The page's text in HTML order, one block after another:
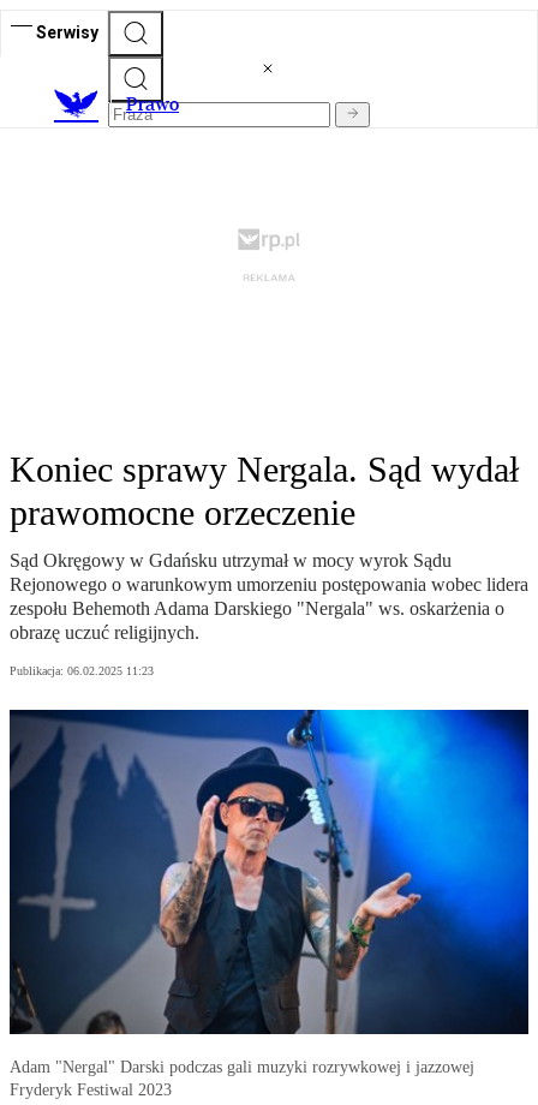
Serwisy
Prawo
Koniec sprawy Nergala. Sąd wydał
prawomocne orzeczenie
Sąd Okręgowy w Gdańsku utrzymał w mocy wyrok Sądu
Rejonowego o warunkowym umorzeniu postępowania wobec lidera
zespołu Behemoth Adama Darskiego "Nergala" ws. oskarżenia o
obrazę uczuć religijnych.
Publikacja: 06.02.2025 11:23
Adam "Nergal" Darski podczas gali muzyki rozrywkowej i jazzowej
Fryderyk Festiwal 2023